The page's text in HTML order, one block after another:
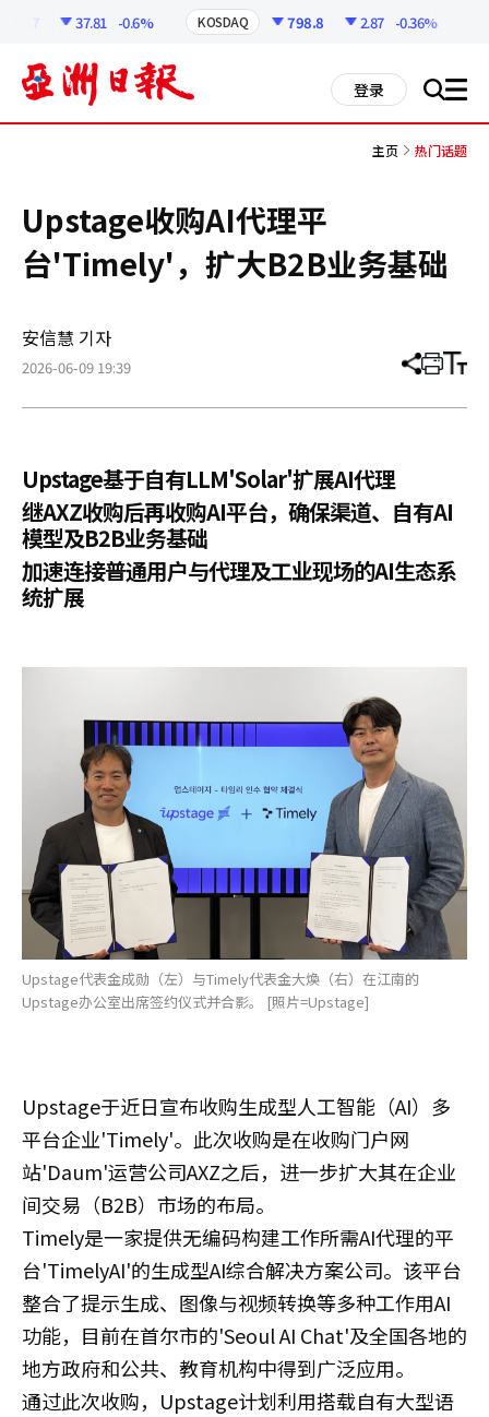
37.81 -0.6% KOSDAQ 798.8 2.87 -0.36%
登录 搜 all
主页 热门话题
Upstage收购AI代理平
台'Timely'，扩大B2B业务基础
安信慧 기자
2026-06-09 19:39 分
章
打 调
小
Upstage基于自有LLM'Solar'扩展AI代理
继AXZ收购后再收购AI平台，确保渠道、自有AI
模型及B2B业务基础
加速连接普通用户与代理及工业现场的AI生态系
统扩展
Upstage代表金成勋（左）与Timely代表金大煥（右）在江南的
Upstage办公室出席签约仪式并合影。 [照片=Upstage]
Upstage于近日宣布收购生成型人工智能（AI）多
平台企业'Timely'。此次收购是在收购门户网
站'Daum'运营公司AXZ之后，进一步扩大其在企业
间交易（B2B）市场的布局。
Timely是一家提供无编码构建工作所需AI代理的平
台'TimelyAI'的生成型AI综合解决方案公司。该平台
整合了提示生成、图像与视频转换等多种工作用AI
功能，目前在首尔市的'Seoul AI Chat'及全国各地的
地方政府和公共、教育机构中得到广泛应用。
通过此次收购，Upstage计划利用搭载自有大型语